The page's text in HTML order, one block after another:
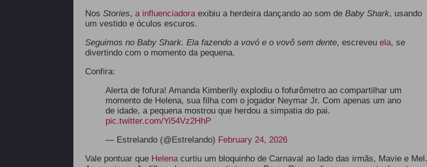
Nos Stories, a influenciadoraexibiu a herdeira dançando ao som de Baby Shark, usando
um vestido e óculos escuros.
Seguimos no Baby Shark. Ela fazendo a vovó e o vovô sem dente, escreveu ela, se
divertindo com o momento da pequena.
Confira:
Alerta de fofura! Amanda Kimberlly explodiu o fofurômetro ao compartilhar um
momento de Helena, sua filha com o jogador Neymar Jr. Com apenas um ano
de idade, a pequena mostrou que herdou a simpatia do pai.
pic.twitter.com/Yi54Vz2HhP
— Estrelando (@Estrelando) February 24, 2026
Vale pontuar que Helenacurtiu um bloquinho de Carnaval ao lado das irmãs, Mavie e Mel.